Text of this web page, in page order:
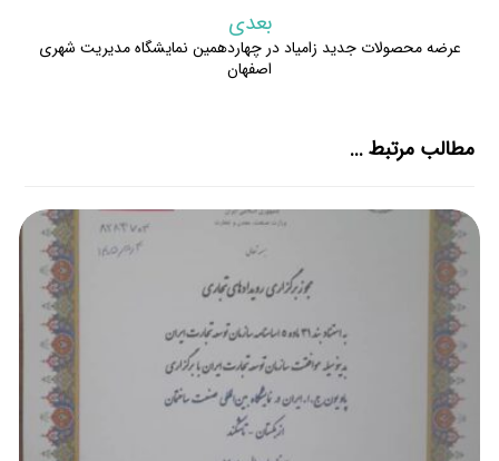
بعدی
عرضه محصولات جدید زامیاد در چهاردهمین نمایشگاه مدیریت شهری
اصفهان
مطالب مرتبط ...